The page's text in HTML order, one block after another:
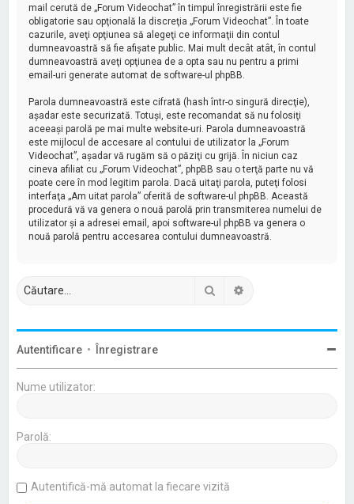
mail cerută de „Forum Videochat” în timpul înregistrării este fie
obligatorie sau opţională la discreţia „Forum Videochat”. În toate
cazurile, aveţi opţiunea să alegeţi ce informaţii din contul
dumneavoastră să fie afişate public. Mai mult decât atât, în contul
dumneavoastră aveţi opţiunea de a opta sau nu pentru a primi
email-uri generate automat de software-ul phpBB.
Parola dumneavoastră este cifrată (hash într-o singură direcţie),
aşadar este securizată. Totuşi, este recomandat să nu folosiţi
aceeaşi parolă pe mai multe website-uri. Parola dumneavoastră
este mijlocul de accesare al contului de utilizator la „Forum
Videochat”, aşadar vă rugăm să o păziţi cu grijă. În niciun caz
cineva afiliat cu „Forum Videochat”, phpBB sau o terţă parte nu vă
poate cere în mod legitim parola. Dacă uitaţi parola, puteţi folosi
interfaţa „Am uitat parola” oferită de software-ul phpBB. Această
procedură vă va genera o nouă parolă prin transmiterea numelui de
utilizator şi a adresei email, apoi software-ul phpBB va genera o
nouă parolă pentru accesarea contului dumneavoastră.
Căutare
Autentificare • Înregistrare
Nume utilizator:
Parolă:
Autentifică-mă automat la fiecare vizită